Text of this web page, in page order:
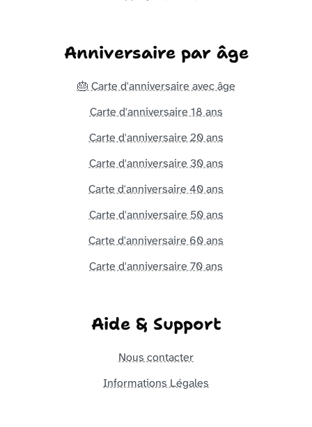
Anniversaire par âge
🎂 Carte d'anniversaire avec âge
Carte d'anniversaire 18 ans
Carte d'anniversaire 20 ans
Carte d'anniversaire 30 ans
Carte d'anniversaire 40 ans
Carte d'anniversaire 50 ans
Carte d'anniversaire 60 ans
Carte d'anniversaire 70 ans
Aide & Support
Nous contacter
Informations Légales